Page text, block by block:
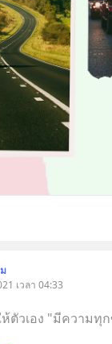
เวลา 04:33
ตัวเอง "มีความทุ